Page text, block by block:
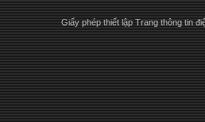
Giấy phép thiết lập Trang thông tin